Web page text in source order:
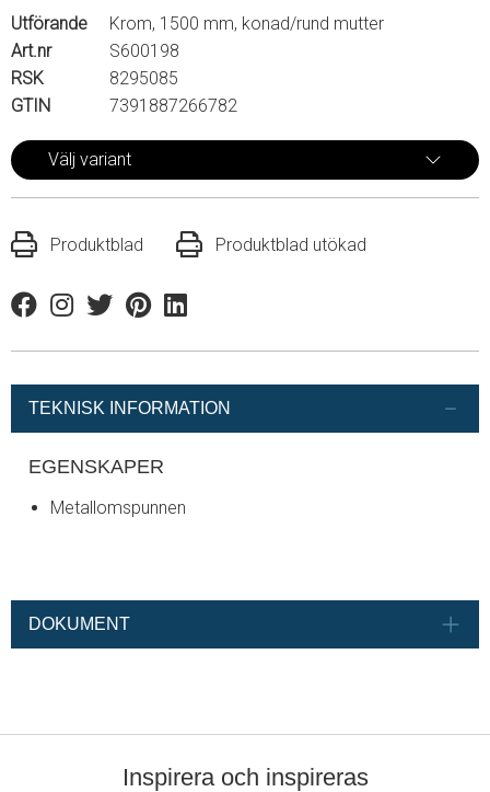
Utförande
Krom, 1500 mm, konad/rund mutter
Art.nr
S600198
RSK
8295085
GTIN
7391887266782
Välj variant
Produktblad Produktblad utökad
FacebookInstagram
TwitterPinterestLinkedin
TEKNISK INFORMATION
EGENSKAPER
Metallomspunnen
DOKUMENT
Inspirera och inspireras